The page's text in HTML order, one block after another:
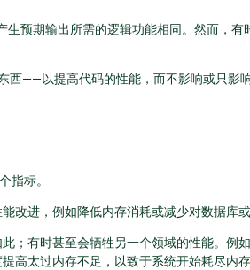
生预期输出所需的逻辑功能相同。然而，有
——以提高代码的性能，而不影响或只影响
指标。
改进，例如降低内存消耗或减少对数据库或
；有时甚至会牺牲另一个领域的性能。例
高太过内存不足，以致于系统开始耗尽内